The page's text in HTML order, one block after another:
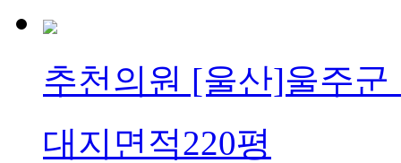
추천의원 [울산]울주군
대지면적220평